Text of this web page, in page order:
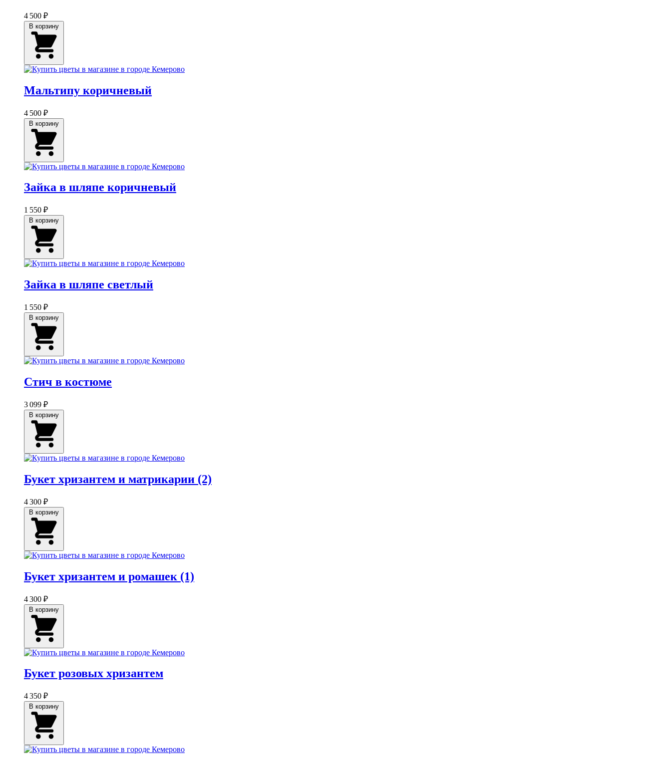
4 500 ₽
Мальтипу коричневый
4 500 ₽
Зайка в шляпе коричневый
1 550 ₽
Зайка в шляпе светлый
1 550 ₽
Стич в костюме
3 099 ₽
Букет хризантем и матрикарии (2)
4 300 ₽
Букет хризантем и ромашек (1)
4 300 ₽
Букет розовых хризантем
4 350 ₽